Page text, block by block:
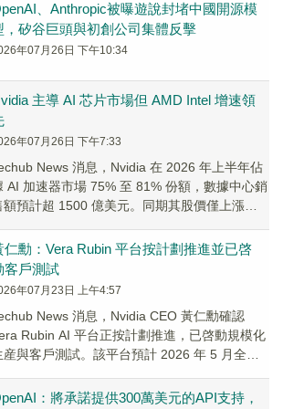
、Anthropic被曝遊說封堵中國開源模
，矽谷巨頭與初創公司集體反擊
年07月26日 下午10:34
主導 AI 芯片市場但 AMD Intel 增速領
年07月26日 下午7:33
News 消息，Nvidia 在 2026 年上半年佔
AI 加速器市場 75% 至 81% 份額，數據中心銷
額預計超 1500 億美元。同期其股價僅上漲約
仁勳：Vera Rubin 平台按計劃推進並已啓
客戶測試
年07月23日 上午4:57
News 消息，Nvidia CEO 黃仁勳確認
Rubin AI 平台正按計劃推進，已啓動規模化
産與客戶測試。該平台預計 2026 年 5 月全面
：將承諾提供300萬美元的API支持，